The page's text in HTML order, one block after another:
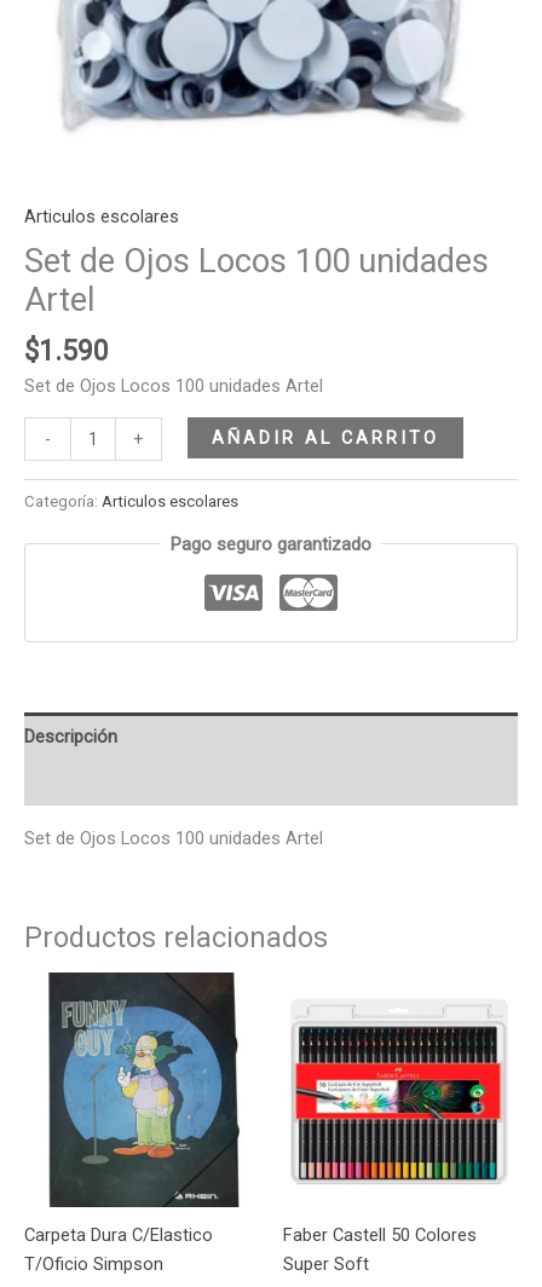
Articulos escolares
Set de Ojos Locos 100 unidades
Artel
$1.590
Set de Ojos Locos 100 unidades Artel
- + AÑADIR AL CARRITO
Categoría: Articulos escolares
Pago seguro garantizado
Descripción
Set de Ojos Locos 100 unidades Artel
Productos relacionados
Carpeta Dura C/Elastico
T/Oficio Simpson
Faber Castell 50 Colores
Super Soft